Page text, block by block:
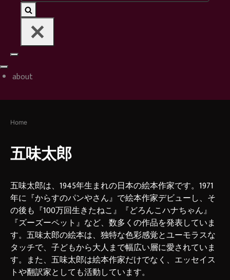
Navigation
Menu
Navigation
about
Home
五味太郎
五味太郎は、1945年生まれの日本の絵本作家です。1971
年に『からすのパンやさん』で絵本作家デビューし、そ
の後も『100万回生きたねこ』『どろんこハナちゃん』
『ズーズーペット』など、数多くの作品を発表していま
す。五味太郎の絵本は、独特な色彩感覚とユーモラスな
タッチで、子どもから大人まで幅広い層に愛されていま
す。また、五味太郎は絵本作家だけでなく、エッセイス
トや翻訳家としても活動しています。